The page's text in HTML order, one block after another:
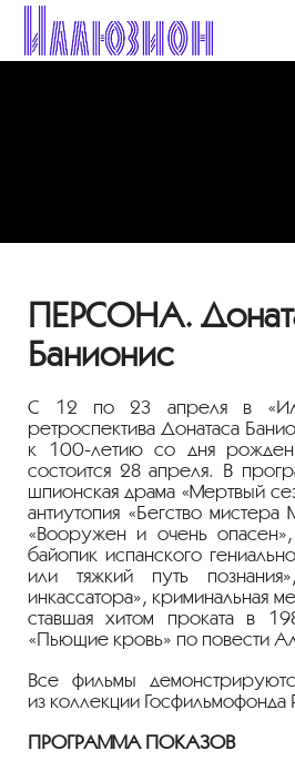
ПЕРСОНА.
Банионис
С 12 по 23 апреля в
ретроспектива Донатаса
к 100-летиюсо дня
состоится 28 апреля. В
шпионская драма «Мертвый
антиутопия «Бегство мистера
«Вооружен и очень опасен»,
байопик испанского
или тяжкий путь
инкассатора», криминальная
ставшая хитом проката в
«Пьющие кровь» по повести
Все фильмы
из коллекции Госфильмофонда
ПРОГРАММА ПОКАЗОВ